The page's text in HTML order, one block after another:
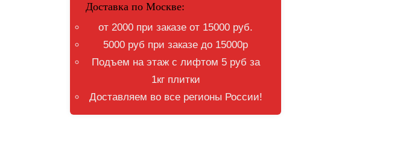
Доставка по Москве:
от 2000 при заказе от 15000 руб.
5000 руб при заказе до 15000р
Подъем на этаж с лифтом 5 руб за
1кг плитки
Доставляем во все регионы России!